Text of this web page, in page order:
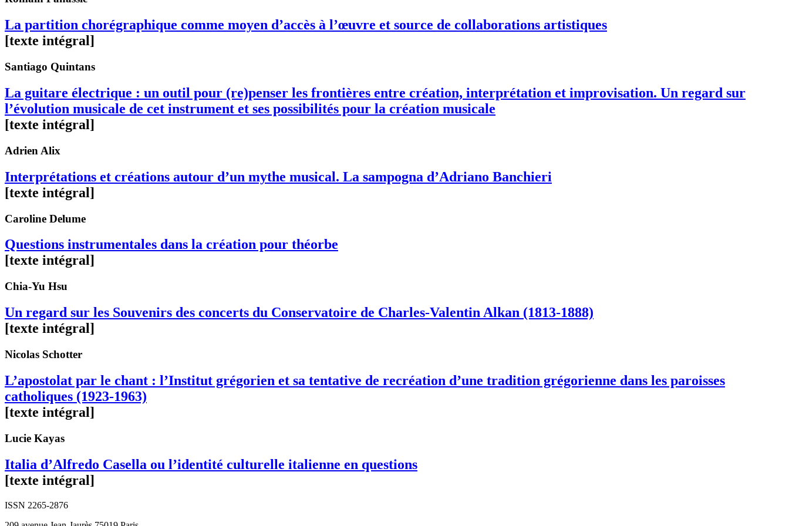
La partition chorégraphique comme moyen d’accès à l’œuvre et source de collaborations artistiques
[texte intégral]
Santiago Quintans
La guitare électrique : un outil pour (re)penser les frontières entre création, interprétation et improvisation. Un regard sur
l’évolution musicale de cet instrument et ses possibilités pour la création musicale
[texte intégral]
Adrien Alix
Interprétations et créations autour d’un mythe musical. La sampogna d’Adriano Banchieri
[texte intégral]
Caroline Delume
Questions instrumentales dans la création pour théorbe
[texte intégral]
Chia-Yu Hsu
Un regard sur les Souvenirs des concerts du Conservatoire de Charles-Valentin Alkan (1813-1888)
[texte intégral]
Nicolas Schotter
L’apostolat par le chant : l’Institut grégorien et sa tentative de recréation d’une tradition grégorienne dans les paroisses
catholiques (1923-1963)
[texte intégral]
Lucie Kayas
Italia d’Alfredo Casella ou l’identité culturelle italienne en questions
[texte intégral]
ISSN 2265-2876